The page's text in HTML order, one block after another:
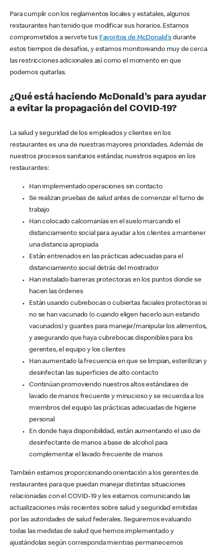
Para cumplir con los reglamentos locales y estatales, algunos
restaurantes han tenido que modificar sus horarios. Estamos
comprometidos a servirte tus Favoritos de McDonald's durante
estos tiempos de desafíos, y estamos monitoreando muy de cerca
las restricciones adicionales así como el momento en que
podemos quitarlas.
¿Qué está haciendo McDonald’s para ayudar
a evitar la propagación del COVID-19?
La salud y seguridad de los empleados y clientes en los
restaurantes es una de nuestras mayores prioridades. Además de
nuestros procesos sanitarios estándar, nuestros equipos en los
restaurantes:
Han implementado operaciones sin contacto
Se realizan pruebas de salud antes de comenzar el turno de
trabajo
Han colocado calcomanías en el suelo marcando el
distanciamiento social para ayudar a los clientes a mantener
una distancia apropiada
Están entrenados en las prácticas adecuadas para el
distanciamiento social detrás del mostrador
Han instalado barreras protectoras en los puntos donde se
hacen las órdenes
Están usando cubrebocas o cubiertas faciales protectoras si
no se han vacunado (o cuando eligen hacerlo aun estando
vacunados) y guantes para manejar/manipular los alimentos,
y asegurando que haya cubrebocas disponibles para los
gerentes, el equipo y los clientes
Han aumentado la frecuencia en que se limpian, esterilizan y
desinfectan las superficies de alto contacto
Continúan promoviendo nuestros altos estándares de
lavado de manos frecuente y minucioso y se recuerda a los
miembros del equipo las prácticas adecuadas de higiene
personal
En donde haya disponibilidad, están aumentando el uso de
desinfectante de manos a base de alcohol para
complementar el lavado frecuente de manos
También estamos proporcionando orientación a los gerentes de
restaurantes para que puedan manejar distintas situaciones
relacionadas con el COVID-19 y les estamos comunicando las
actualizaciones más recientes sobre salud y seguridad emitidas
por las autoridades de salud federales. Seguiremos evaluando
todas las medidas de salud que hemos implementado y
ajustándolas según corresponda mientras permanecemos